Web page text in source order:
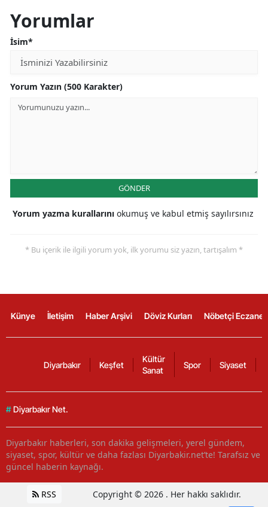
Yorumlar
İsim*
Yorum Yazın (500 Karakter)
GÖNDER
Yorum yazma kurallarını okumuş ve kabul etmiş sayılırsınız
* Bu içerik ile ilgili yorum yok, ilk yorumu siz yazın, tartışalım *
Künye İletişim Haber Arşivi Döviz Kurları Nöbetçi
Diyarbakır Keşfet
Kültür
Sanat
Spor Siyaset
# Diyarbakır Net.
Diyarbakır haberleri, son dakika gelişmeleri, yerel gündem,
siyaset, spor, kültür ve daha fazlası Diyarbakir.net’te! Tarafsız ve
güncel haberin kaynağı.
RSS Copyright © 2026 . Her hakkı saklıdır.